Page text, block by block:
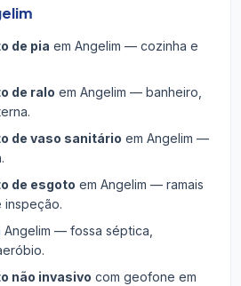
de pia em Angelim — cozinha e
de ralo em Angelim — banheiro,
de vaso sanitário em Angelim —
de esgoto em Angelim — ramais
Angelim — fossa séptica,
não invasivo com geofone em